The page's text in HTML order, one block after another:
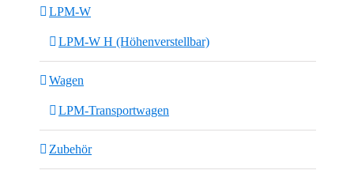
LPM-W
LPM-W H (Höhenverstellbar)
Wagen
LPM-Transportwagen
Zubehör